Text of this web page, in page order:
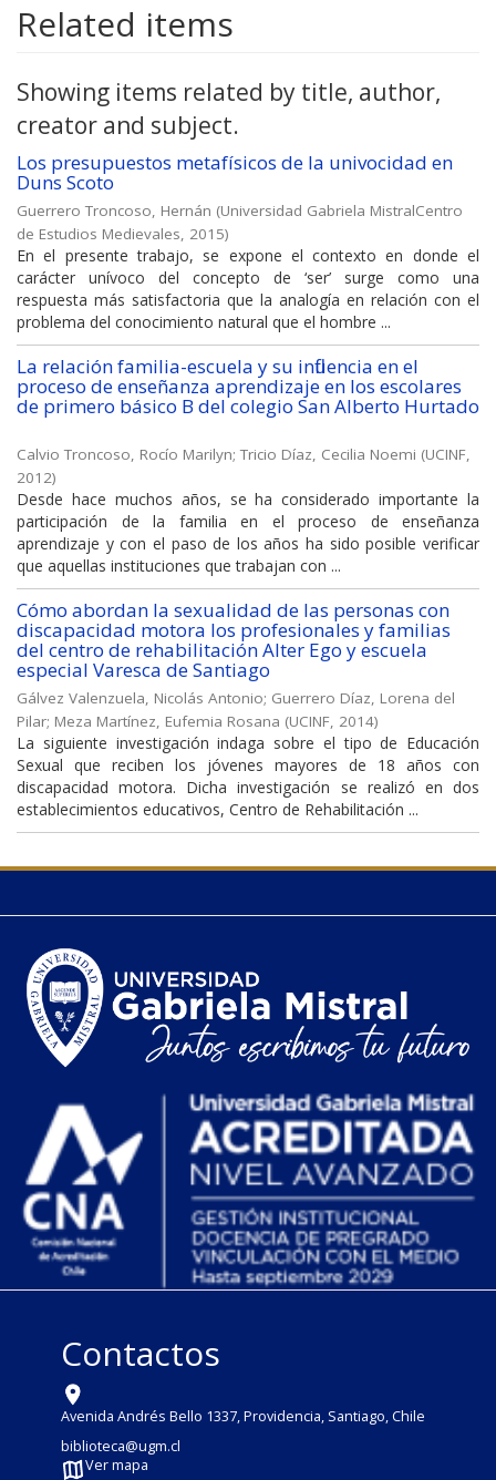
Related items
Showing items related by title, author,
creator and subject.
Los presupuestos metafísicos de la univocidad en
Duns Scoto
Guerrero Troncoso, Hernán (Universidad Gabriela MistralCentro
de Estudios Medievales, 2015)
En el presente trabajo, se expone el contexto en donde el
carácter unívoco del concepto de ‘ser’ surge como una
respuesta más satisfactoria que la analogía en relación con el
problema del conocimiento natural que el hombre ...
La relación familia-escuela y su influencia en el
proceso de enseñanza aprendizaje en los escolares
de primero básico B del colegio San Alberto Hurtado
Calvio Troncoso, Rocío Marilyn; Tricio Díaz, Cecilia Noemi (UCINF,
2012)
Desde hace muchos años, se ha considerado importante la
participación de la familia en el proceso de enseñanza
aprendizaje y con el paso de los años ha sido posible verificar
que aquellas instituciones que trabajan con ...
Cómo abordan la sexualidad de las personas con
discapacidad motora los profesionales y familias
del centro de rehabilitación Alter Ego y escuela
especial Varesca de Santiago
Gálvez Valenzuela, Nicolás Antonio; Guerrero Díaz, Lorena del
Pilar; Meza Martínez, Eufemia Rosana (UCINF, 2014)
La siguiente investigación indaga sobre el tipo de Educación
Sexual que reciben los jóvenes mayores de 18 años con
discapacidad motora. Dicha investigación se realizó en dos
establecimientos educativos, Centro de Rehabilitación ...
Contactos
Avenida Andrés Bello 1337, Providencia, Santiago, Chile
biblioteca@ugm.cl
Ver mapa